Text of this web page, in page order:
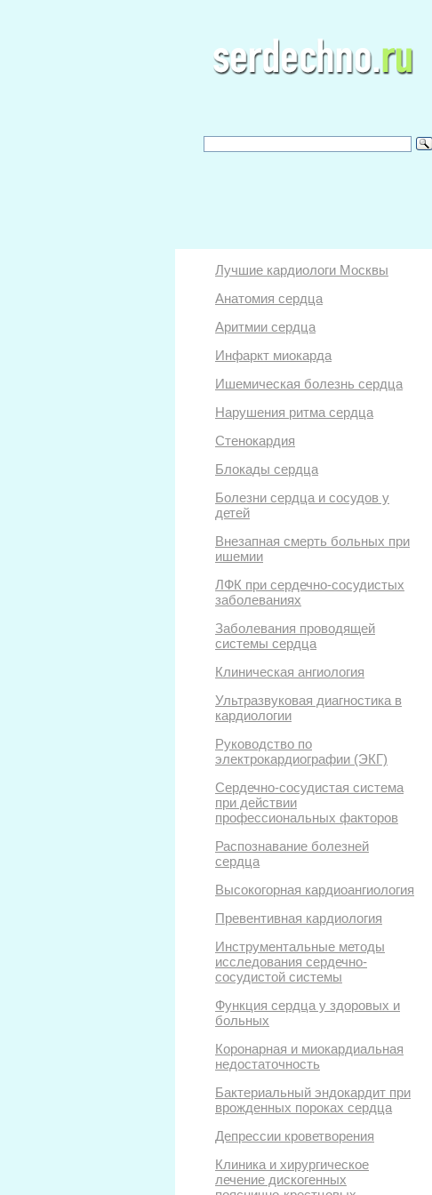
Лучшие кардиологи Москвы
Анатомия сердца
Аритмии сердца
Инфаркт миокарда
Ишемическая болезнь сердца
Нарушения ритма сердца
Стенокардия
Блокады сердца
Болезни сердца и сосудов у
детей
Внезапная смерть больных при
ишемии
ЛФК при сердечно-сосудистых
заболеваниях
Заболевания проводящей
системы сердца
Клиническая ангиология
Ультразвуковая диагностика в
кардиологии
Руководство по
электрокардиографии (ЭКГ)
Сердечно-сосудистая система
при действии
профессиональных факторов
Распознавание болезней
сердца
Высокогорная кардиоангиология
Превентивная кардиология
Инструментальные методы
исследования сердечно-
сосудистой системы
Функция сердца у здоровых и
больных
Коронарная и миокардиальная
недостаточность
Бактериальный эндокардит при
врожденных пороках сердца
Депрессии кроветворения
Клиника и хирургическое
лечение дискогенных